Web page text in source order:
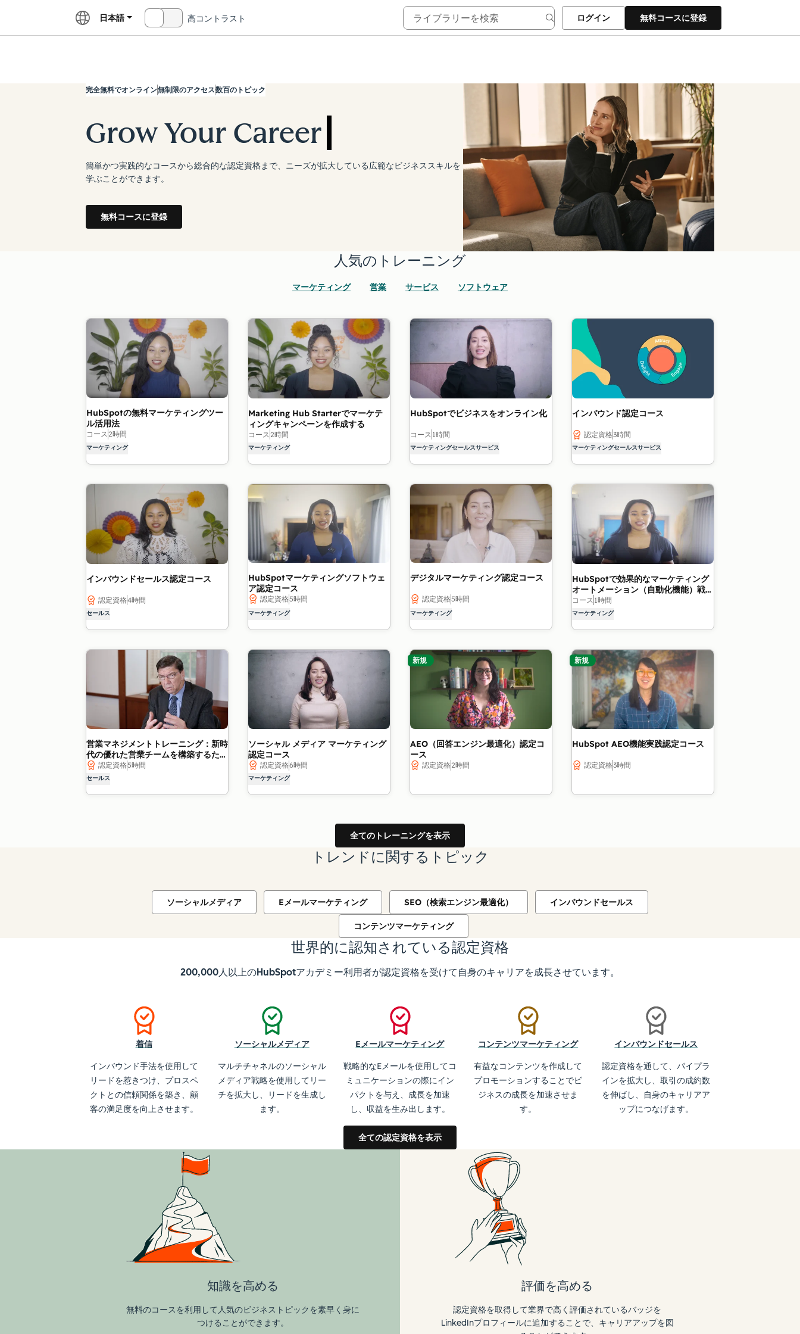
日本語 高コントラスト ログイン 無料コースに登録
アカデミーを詳しく確認
完全無料でオンライン無制限のアクセス数百のトピック
Grow Your Career
簡単かつ実践的なコースから総合的な認定資格まで、ニーズが拡大している広範なビジネススキルを
学ぶことができます。
無料コースに登録
人気のトレーニング
マーケティング 営業 サービス ソフトウェア
HubSpotの無料マーケティングツー
ル活用法
コース2時間
マーケティング
Marketing Hub Starterでマーケテ
ィングキャンペーンを作成する
コース 2時間
マーケティング
HubSpotでビジネスをオンライン化
コース 1時間
マーケティングセールスサービス
インバウンド認定コース
認定資格3時間
マーケティングセールスサービス
インバウンドセールス認定コース
認定資格4時間
セールス
HubSpotマーケティングソフトウェ
ア認定コース
認定資格5時間
マーケティング
デジタルマーケティング認定コース
認定資格5時間
マーケティング
HubSpotで効果的なマーケティング
オートメーション（自動化機能）戦略
を構築することの重要性
コース 1時間
マーケティング
営業マネジメントトレーニング：新時
代の優れた営業チームを構築するため
の戦略認定資格5時間
セールス
ソーシャル メディア マーケティング
認定コース
認定資格6時間
マーケティング
新規
AEO（回答エンジン最適化）認定コ
ース
認定資格2時間
新規
HubSpot AEO機能実践認定コース
認定資格3時間
全てのトレーニングを表示
トレンドに関するトピック
ソーシャルメディア Eメールマーケティング SEO（検索エンジン最適化） インバウンドセールス
コンテンツマーケティング
世界的に認知されている認定資格
200,000人以上のHubSpotアカデミー利用者が認定資格を受けて自身のキャリアを成長させています。
着信
インバウンド手法を使用して
リードを惹きつけ、プロスペ
クトとの信頼関係を築き、顧
客の満足度を向上させます。
ソーシャルメディア
マルチチャネルのソーシャル
メディア戦略を使用してリー
チを拡大し、リードを生成し
ます。
Eメールマーケティング
戦略的なEメールを使用してコ
ミュニケーションの際にイン
パクトを与え、成長を加速
し、収益を生み出します。
コンテンツマーケティング
有益なコンテンツを作成して
プロモーションすることでビ
ジネスの成長を加速させま
す。
インバウンドセールス
認定資格を通して、パイプラ
インを拡大し、取引の成約数
を伸ばし、自身のキャリアア
ップにつなげます。
全ての認定資格を表示
知識を高める
無料のコースを利用して人気のビジネストピックを素早く身に
つけることができます。
評価を高める
認定資格を取得して業界で高く評価されているバッジを
LinkedInプロフィールに追加することで、キャリアアップを図